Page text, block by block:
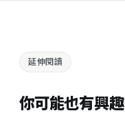
延伸閱讀
你可能也有興趣